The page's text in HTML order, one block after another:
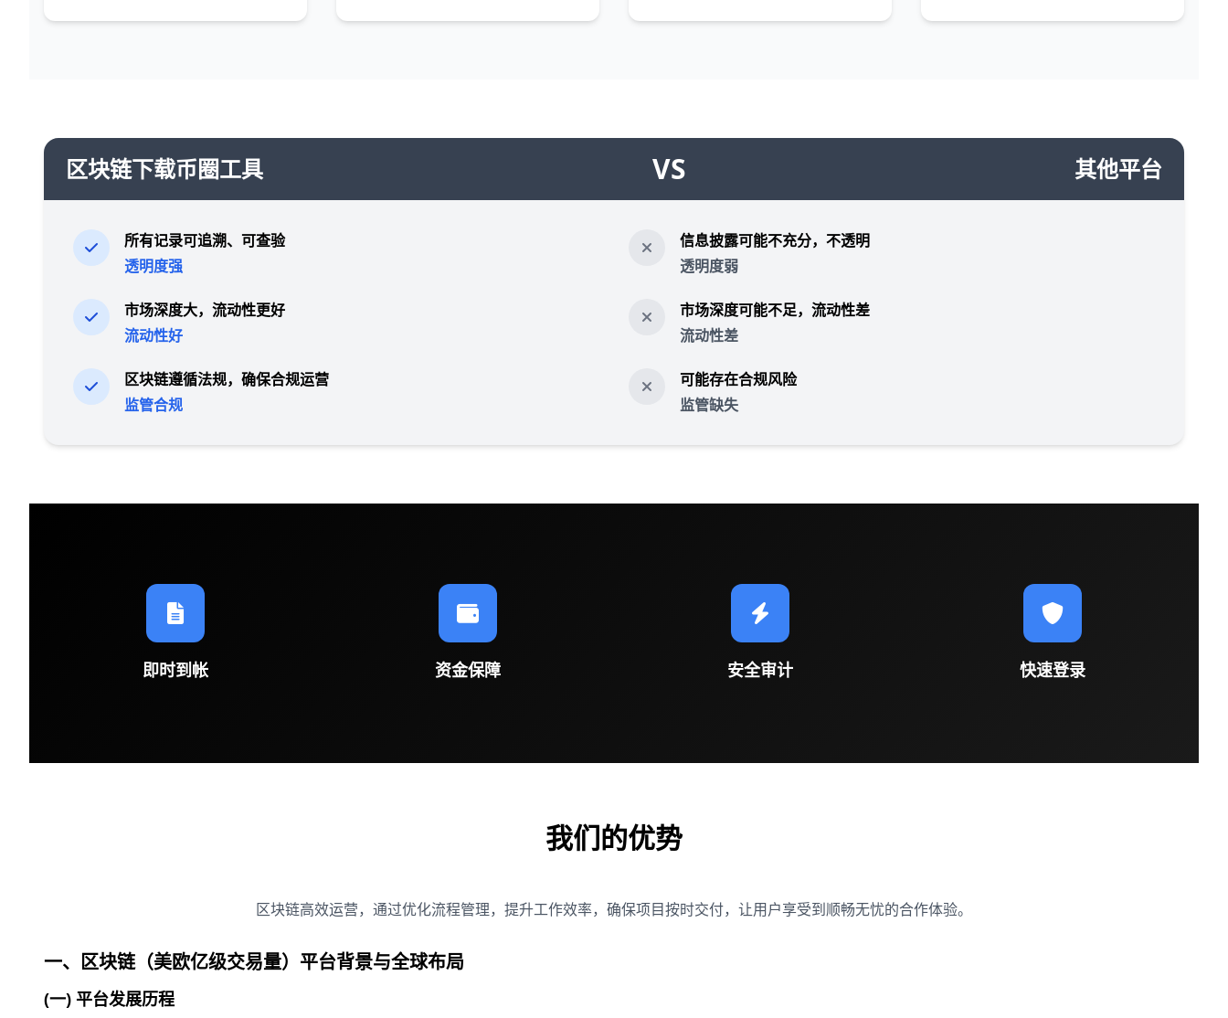
区块链下载币圈工具 VS 其他平台
所有记录可追溯、可查验
透明度强
市场深度大，流动性更好
流动性好
区块链遵循法规，确保合规运营
监管合规
信息披露可能不充分，不透明
透明度弱
市场深度可能不足，流动性差
流动性差
可能存在合规风险
监管缺失
即时到帐 资金保障 安全审计 快速登录
我们的优势
区块链高效运营，通过优化流程管理，提升工作效率，确保项目按时交付，让用户享受到顺畅无忧的合作体验。
一、区块链（美欧亿级交易量）平台背景与全球布局
(一) 平台发展历程